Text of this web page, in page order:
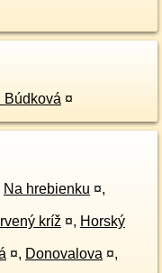
Búdková ¤
Na hrebienku ¤,
kríž ¤, Horský
¤, Donovalova ¤,